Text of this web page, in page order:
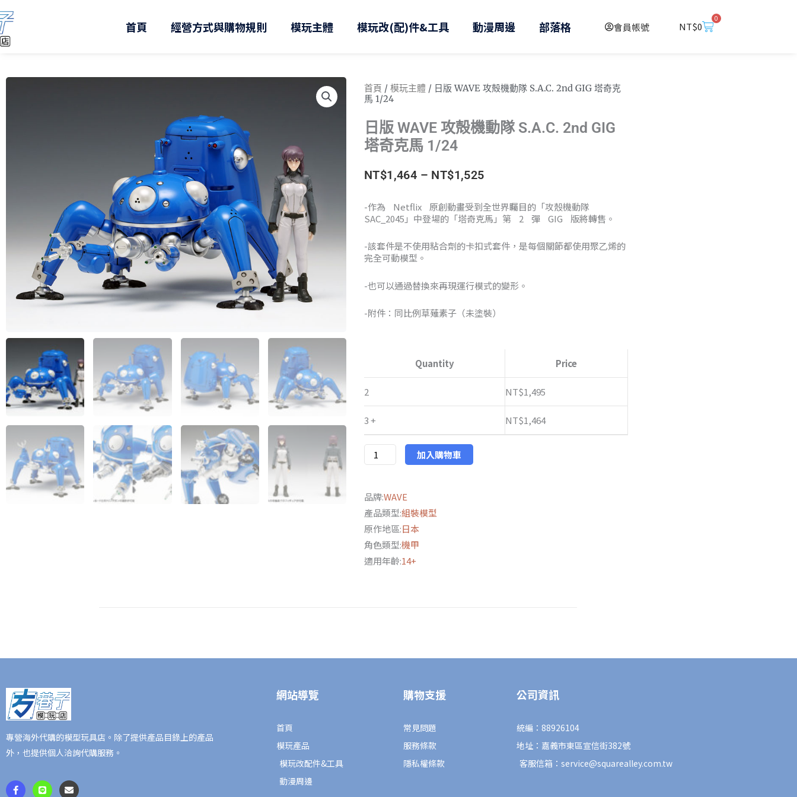
至
主
首頁 經營方式與購物規則 模玩主體 模玩改(配)件&工具 動漫周邊 部落格 會員帳號 NT$0
0
購
物
首頁 / 模玩主體 / 日版 WAVE 攻殻機動隊 S.A.C. 2nd GIG 塔奇克
馬 1/24
日版 WAVE 攻殻機動隊 S.A.C. 2nd GIG
塔奇克馬 1/24
NT$1,464 – NT$1,525價
範
圍：
到
NT$1,525
-作為 Netflix 原創動畫受到全世界矚目的「攻殼機動隊
SAC_2045」中登場的「塔奇克馬」第 2 彈 GIG 版將轉售。
-該套件是不使用粘合劑的卡扣式套件，是每個關節都使用聚乙烯的
完全可動模型。
-也可以通過替換來再現運行模式的變形。
-附件：同比例草薙素子（未塗裝）
Quantity Price
2 NT$1,495
3 + NT$1,464
攻
殻
機
動
GIG
塔
奇
克
馬
加入購物車
品牌:WAVE
產品類型:組裝模型
原作地區:日本
角色類型:機甲
適用年齡:14+
專營海外代購的模型玩具店。除了提供產品目錄上的產品
外，也提供個人洽詢代購服務。
F
a
L
i
E
n
網站導覽
首頁
模玩產品
模玩改配件&工具
動漫周邊
購物支援
常見問題
服務條款
隱私權條款
公司資訊
統編：88926104
地址：嘉義市東區宣信街382號
客服信箱：service@squarealley.com.tw